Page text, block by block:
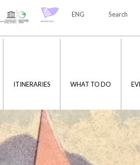
Search
ENG
ITINERARIES WHAT TO DO